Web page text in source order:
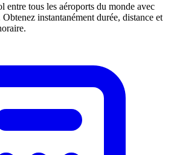
entre tous les aéroports du monde avec
instantanément durée, distance et